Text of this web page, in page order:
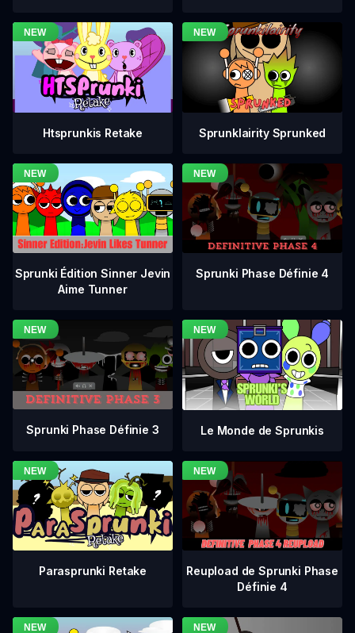
Htsprunkis Retake Sprunklairity Sprunked
Sprunki Édition Sinner Jevin
Aime Tunner
Sprunki Phase Définie 4
Sprunki Phase Définie 3 Le Monde de Sprunkis
Parasprunki Retake
Reupload de Sprunki Phase
Définie 4